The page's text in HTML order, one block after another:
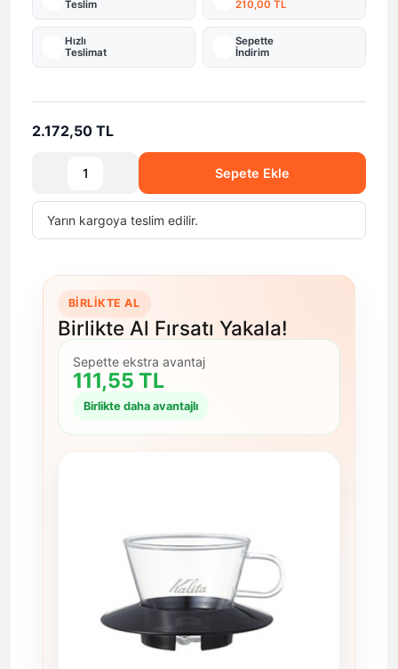
Teslim
210,00 TL
Hızlı
Teslimat
Sepette
İndirim
2.172,50 TL
Sepete Ekle
Yarın kargoya teslim edilir.
BIRLIKTE AL
Birlikte Al Fırsatı Yakala!
Sepette ekstra avantaj
111,55 TL
Birlikte daha avantajlı